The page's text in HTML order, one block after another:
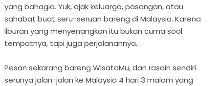
yang bahagia. Yuk, ajak keluarga, pasangan, atau
sahabat buat seru-seruan bareng di Malaysia. Karena
liburan yang menyenangkan itu bukan cuma soal
tempatnya, tapi juga perjalanannya.
Pesan sekarang bareng WisataMu, dan rasain sendiri
serunya jalan-jalan ke Malaysia 4 hari 3 malam yang